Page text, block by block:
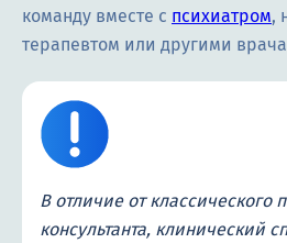
команду вместе с психиатром,
терапевтом или другими
В отличие от классического
консультанта, клинический